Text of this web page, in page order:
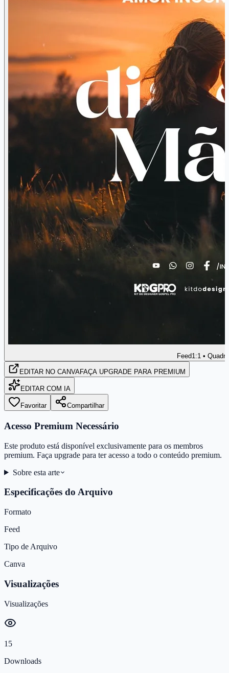
Feed1:1 •
EDITAR NO CANVAFAÇA UPGRADE PARA PREMIUM
EDITAR COM IA
Favoritar Compartilhar
Acesso Premium Necessário
Este produto está disponível exclusivamente para os membros
premium. Faça upgrade para ter acesso a todo o conteúdo premium.
Sobre esta arte
Especificações do Arquivo
Formato
Feed
Tipo de Arquivo
Canva
Visualizações
Visualizações
15
Downloads